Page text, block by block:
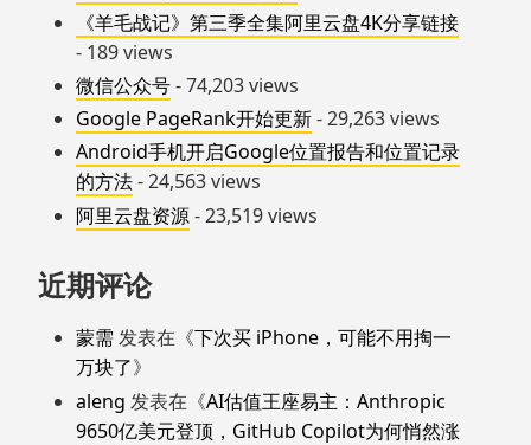
《羊毛战记》第三季全集阿里云盘4K分享链接
- 189 views
微信公众号- 74,203 views
Google PageRank开始更新- 29,263 views
Android手机开启Google位置报告和位置记录
的方法- 24,563 views
阿里云盘资源- 23,519 views
近期评论
蒙需 发表在《下次买 iPhone，可能不用掏一
万块了》
aleng 发表在《AI估值王座易主：Anthropic
9650亿美元登顶，GitHub Copilot为何悄然涨